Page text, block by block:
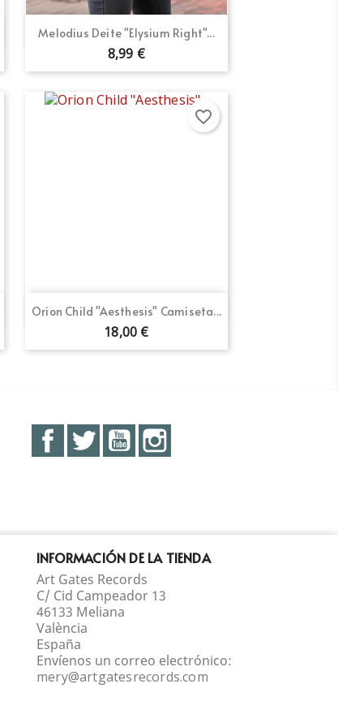
Melodius Deite "Elysium Right"...
8,99 €
Vista rápida
Orion Child "Aesthesis" Camiseta...
18,00 €
Vista rápida
favorite_border
FacebookTwitterYouTube
INFORMACIÓN DE LA TIENDA
Art Gates Records
C/ Cid Campeador 13
46133 Meliana
València
España
Envíenos un correo electrónico:
mery@artgatesrecords.com